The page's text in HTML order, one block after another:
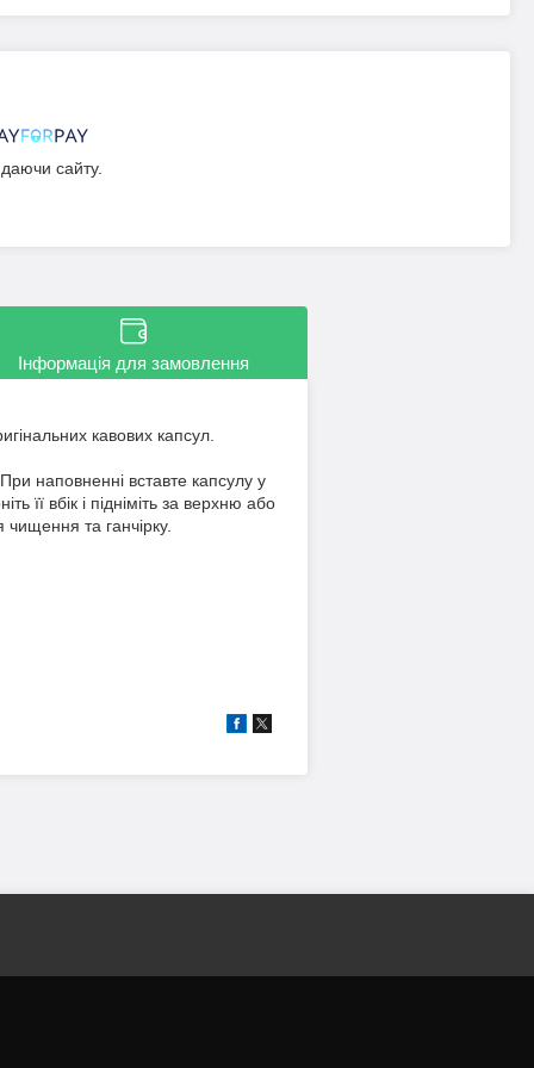
сайту.
Інформація для замовлення
кавових капсул.
наповненні вставте капсулу у
її вбік і підніміть за верхню або
та ганчірку.